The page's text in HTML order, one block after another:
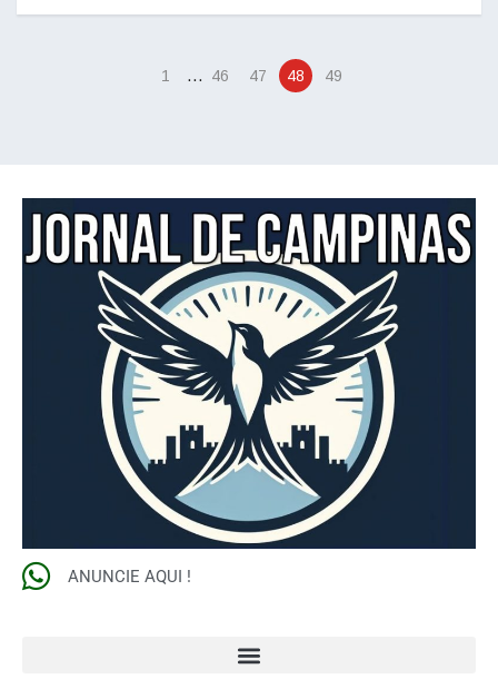
1 … 46 47 48 49
ANUNCIE AQUI !